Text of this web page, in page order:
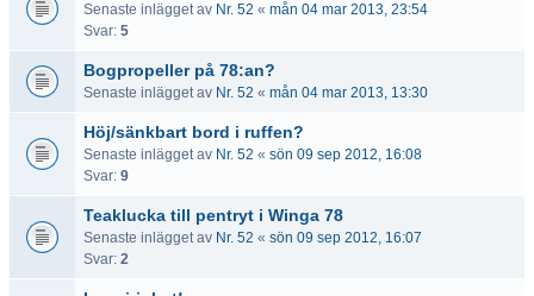
Senaste inlägget av Nr. 52 « mån 04 mar 2013, 23:54
Svar: 5
Bogpropeller på 78:an?
Senaste inlägget av Nr. 52 « mån 04 mar 2013, 13:30
Höj/sänkbart bord i ruffen?
Senaste inlägget av Nr. 52 « sön 09 sep 2012, 16:08
Svar: 9
Teaklucka till pentryt i Winga 78
Senaste inlägget av Nr. 52 « sön 09 sep 2012, 16:07
Svar: 2